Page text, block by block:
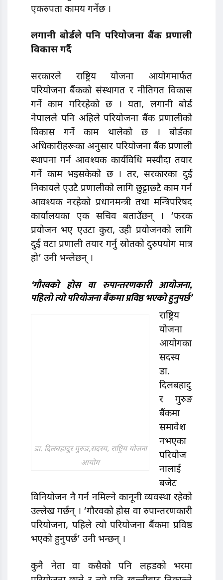
एकरुपता कामय गर्नेछ ।
लगानी बोर्डले पनि परियोजना बैंक प्रणाली
विकास गर्दै
सरकारले राष्ट्रिय योजना आयोगमार्फत
परियाेजना बैंकको संस्थागत र नीतिगत विकास
गर्ने काम गरिरहेकाे छ । यता, लगानी बोर्ड
नेपालले पनि अहिले परियोजना बैंक प्रणालीको
विकास गर्ने काम थालेको छ । बोर्डका
अधिकारीहरूका अनुसार परियोजना बैंक प्रणाली
स्थापना गर्न आवश्यक कार्यविधि मस्यौदा तयार
गर्ने काम भइसकेको छ । तर, सरकारका दुई
निकायले एउटै प्रणालीको लागि छुट्टाछ्टै काम गर्न
आवश्यक नरहेको प्रधानमन्त्री तथा मन्त्रिपरिषद
कार्यालयका एक सचिव बताउँछन् । ‘फरक
प्रयोजन भए एउटा कुरा, उही प्रयोजनको लागि
दुई वटा प्रणाली तयार गर्नु स्रोतको दुरुपयोग मात्र
हो’ उनी भन्लेछन् ।
‘गौरवको होस वा रुपान्तरणकारी आयोजना,
पहिलो त्योपरियोजनाबैंकमा प्रविष्ठ भएको हुनुपर्छ’
डा. दिलबहादुर गुरुङ,सदस्य, राष्ट्रिय योजना
आयोग
राष्ट्रिय
योजना
आयोगका
सदस्य
डा.
दिलबहादु
र गुरुङ
बैंकमा
समावेश
नभएका
परियोज
नालाई
बजेट
विनियोजन नै गर्न नमिल्ने कानूनी व्यवस्था रहेकाे
उल्लेख गर्छन् । ‘गौरवको होस वा रुपान्तरणकारी
परियोजना, पहिले त्यो परियोजना बैंकमा प्रविष्ठ
भएको हुनुपर्छ’ उनी भन्छन् ।
कुनै नेता वा कसैको पनि लहडको भरमा